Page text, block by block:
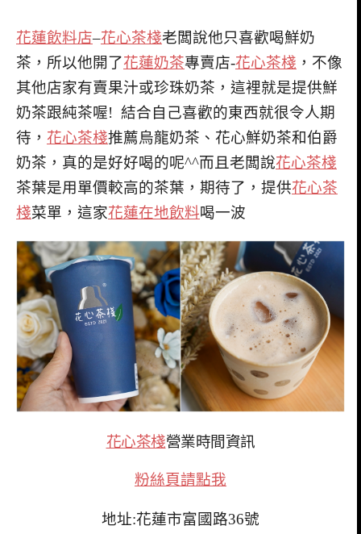
花蓮飲料店–花心茶棧老闆說他只喜歡喝鮮奶
茶，所以他開了花蓮奶茶專賣店-花心茶棧 ，不像
其他店家有賣果汁或珍珠奶茶，這裡就是提供鮮
奶茶跟純茶喔! 結合自己喜歡的東西就很令人期
待， 花心茶棧推薦烏龍奶茶、花心鮮奶茶和伯爵
奶茶，真的是好好喝的呢^^而且老闆說花心茶棧
茶葉是用單價較高的茶葉，期待了，提供花心茶
棧菜單，這家花蓮在地飲料喝一波
花心茶棧營業時間資訊
粉絲頁請點我
地址:花蓮市富國路36號